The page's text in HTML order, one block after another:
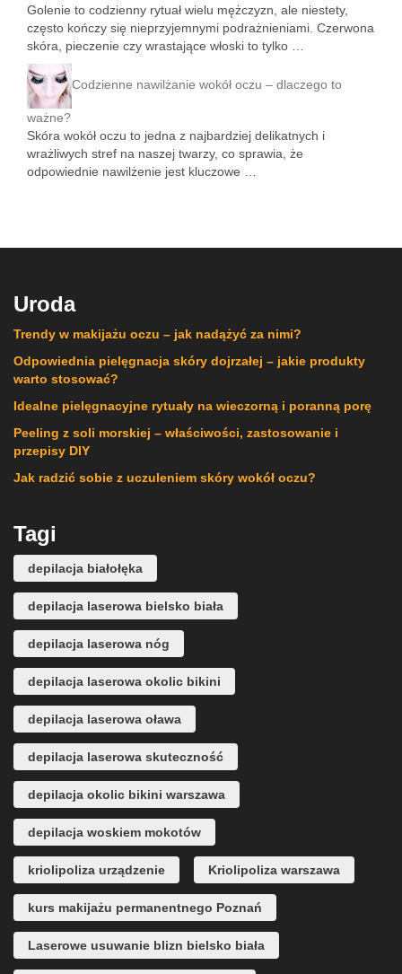
Golenie to codzienny rytuał wielu mężczyzn, ale niestety,
często kończy się nieprzyjemnymi podrażnieniami. Czerwona
skóra, pieczenie czy wrastające włoski to tylko …
Codzienne nawilżanie wokół oczu – dlaczego to
ważne?
Skóra wokół oczu to jedna z najbardziej delikatnych i
wrażliwych stref na naszej twarzy, co sprawia, że
odpowiednie nawilżenie jest kluczowe …
Uroda
Trendy w makijażu oczu – jak nadążyć za nimi?
Odpowiednia pielęgnacja skóry dojrzałej – jakie produkty
warto stosować?
Idealne pielęgnacyjne rytuały na wieczorną i poranną porę
Peeling z soli morskiej – właściwości, zastosowanie i
przepisy DIY
Jak radzić sobie z uczuleniem skóry wokół oczu?
Tagi
depilacja białołęka
depilacja laserowa bielsko biała
depilacja laserowa nóg
depilacja laserowa okolic bikini
depilacja laserowa oława
depilacja laserowa skuteczność
depilacja okolic bikini warszawa
depilacja woskiem mokotów
kriolipoliza urządzenie Kriolipoliza warszawa
kurs makijażu permanentnego Poznań
Laserowe usuwanie blizn bielsko biała